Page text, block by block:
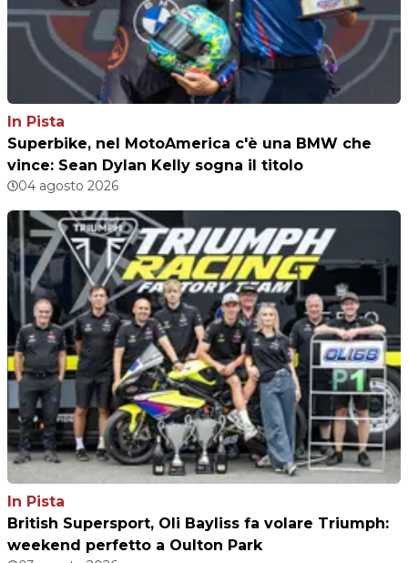
In Pista
Superbike, nel MotoAmerica c'è una BMW che
vince: Sean Dylan Kelly sogna il titolo
04 agosto 2026
In Pista
British Supersport, Oli Bayliss fa volare Triumph:
weekend perfetto a Oulton Park